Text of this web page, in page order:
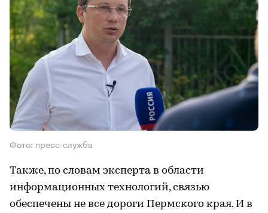
Фото: пресс-служба
Также, по словам эксперта в области
информационных технологий, связью
обеспечены не все дороги Пермского края. И в